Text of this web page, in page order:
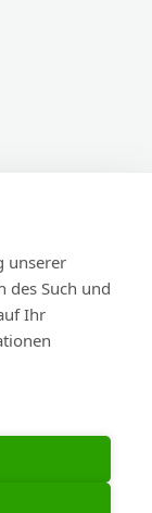
unserer
des Such und
Ihr